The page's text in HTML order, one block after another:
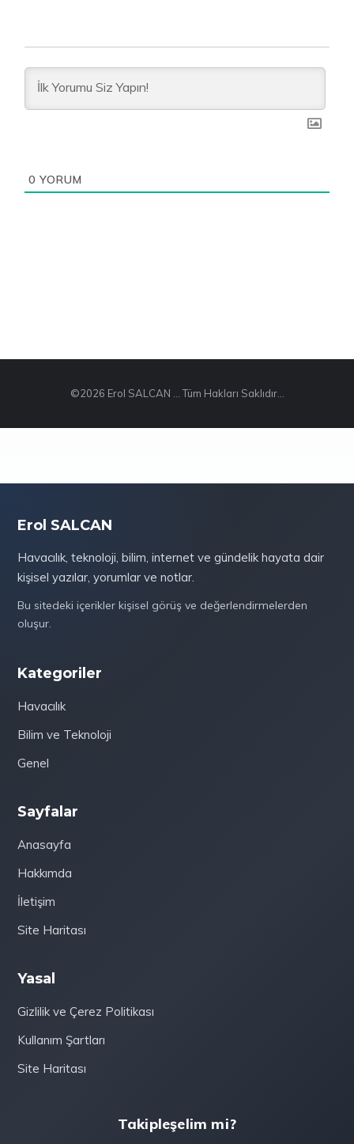
0 YORUM
©2026 Erol SALCAN ... Tüm Hakları Saklıdır...
Erol SALCAN
Havacılık, teknoloji, bilim, internet ve gündelik hayata dair
kişisel yazılar, yorumlar ve notlar.
Bu sitedeki içerikler kişisel görüş ve değerlendirmelerden
oluşur.
Kategoriler
Havacılık
Bilim ve Teknoloji
Genel
Sayfalar
Anasayfa
Hakkımda
İletişim
Site Haritası
Yasal
Gizlilik ve Çerez Politikası
Kullanım Şartları
Site Haritası
Takipleşelim mi?